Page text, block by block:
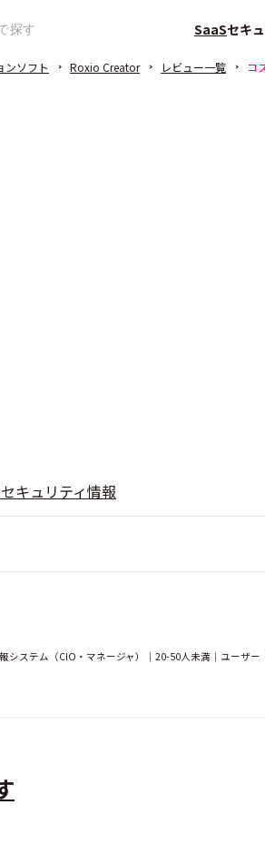
SaaSセキ
ンソフト Roxio Creator レビュー一覧 コ
セキュリティ情報
ステム（CIO・マネージャ）｜20-50人未満｜ユーザー